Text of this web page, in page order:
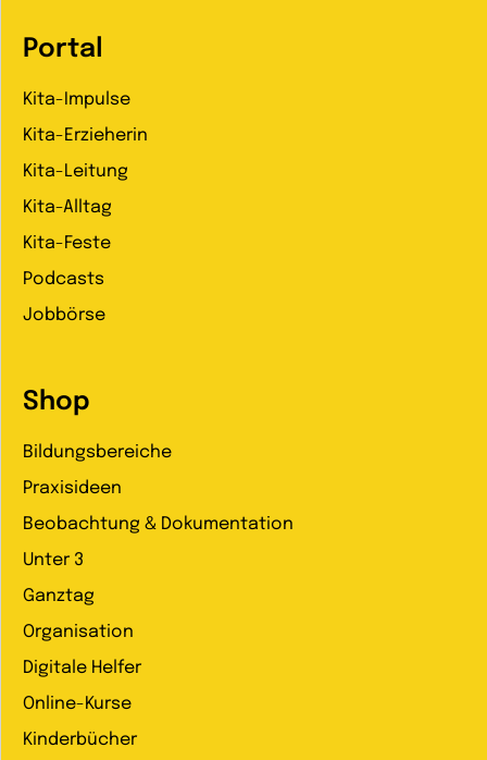
Portal
Kita-Impulse
Kita-Erzieherin
Kita-Leitung
Kita-Alltag
Kita-Feste
Podcasts
Jobbörse
Shop
Bildungsbereiche
Praxisideen
Beobachtung & Dokumentation
Unter 3
Ganztag
Organisation
Digitale Helfer
Online-Kurse
Kinderbücher